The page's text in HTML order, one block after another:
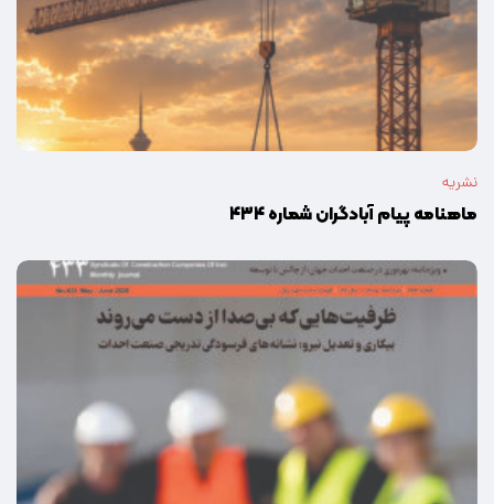
نشریه
ماهنامه پیام آبادگران شماره ۴۳۴